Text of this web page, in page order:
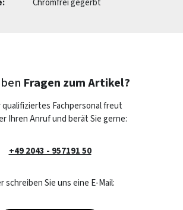
Chromfrei gegerbt
Fragen zum Artikel?
qualifiziertes Fachpersonal freut
Ihren Anruf und berät Sie gerne:
+49 2043 - 957191 50
schreiben Sie uns eine E-Mail: